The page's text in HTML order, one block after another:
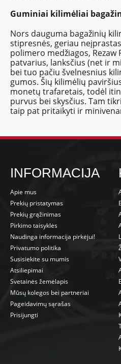
Guminiai kilimėliai
Nors dauguma bagažinių
stipresnės, geriau
polimero medžiagos, Rezaw
patvarius, lanksčius (net ir
bei tuo pačiu švelnesnius
gumos. Šių kilimėlių
monetų trafaretais, todėl
purvus bei skysčius. Tam
taip pat pritaikyti ir
INFORMACIJA
Apie mus
Prekių pristatymas
Prekių grąžinimas
Pirkimo taisyklės
Naudinga informacija pirkėjui!
Privatumo politika
Susisiekite su mumis
Atsiliepimai
Svetainės žemėlapis
Mūsų kolegos bei partneriai
Pageidavimų sąrašas
Prisijungti